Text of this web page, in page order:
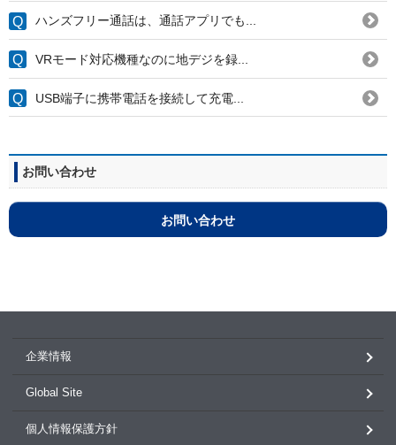
ハンズフリー通話は、通話アプリでも...
VRモード対応機種なのに地デジを録...
USB端子に携帯電話を接続して充電...
お問い合わせ
お問い合わせ
企業情報
Global Site
個人情報保護方針